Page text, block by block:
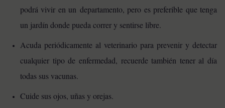
podrá vivir en un departamento, pero es preferible que tenga
un jardín donde pueda correr y sentirse libre.
Acuda periódicamente al veterinario para prevenir y detectar
cualquier tipo de enfermedad, recuerde también tener al día
todas sus vacunas.
Cuide sus ojos, uñas y orejas.